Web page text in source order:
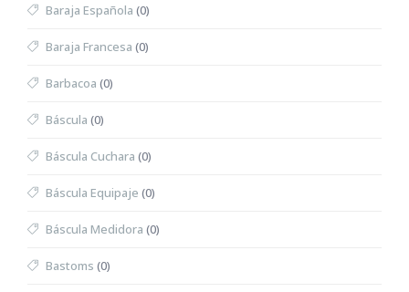
Baraja Española (0)
Baraja Francesa (0)
Barbacoa (0)
Báscula (0)
Báscula Cuchara (0)
Báscula Equipaje (0)
Báscula Medidora (0)
Bastoms (0)